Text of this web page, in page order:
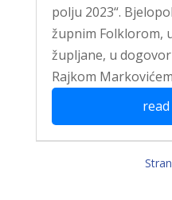
polju 2023“.
župnim Folklorom,
župljane, u
Rajkom